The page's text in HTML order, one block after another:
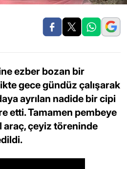
ezber bozan bir
gece gündüz çalışarak
ayrılan nadide bir cipi
etti. Tamamen pembeye
araç, çeyiz töreninde